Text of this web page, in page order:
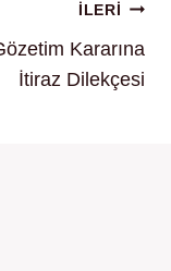
İLERI
Kararına
İtiraz Dilekçesi